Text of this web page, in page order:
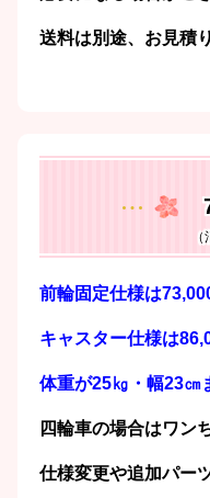
送料は別途、お見積
前輪固定仕様は
キャスター仕様は
体重が25㎏・幅23㎝
四輪車の場合はワン
仕様変更や追加パー